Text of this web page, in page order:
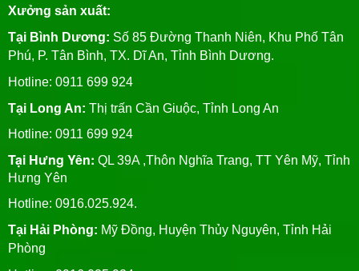
Xưởng sản xuất:
Tại Bình Dương: Số 85 Đường Thanh Niên, Khu Phố Tân
Phú, P. Tân Bình, TX. Dĩ An, Tỉnh Bình Dương.
Hotline: 0911 699 924
Tại Long An: Thị trấn Cần Giuộc, Tỉnh Long An
Hotline: 0911 699 924
Tại Hưng Yên: QL 39A ,Thôn Nghĩa Trang, TT Yên Mỹ, Tỉnh
Hưng Yên
Hotline: 0916.025.924.
Tại Hải Phòng: Mỹ Đồng, Huyện Thủy Nguyên, Tỉnh Hải
Phòng